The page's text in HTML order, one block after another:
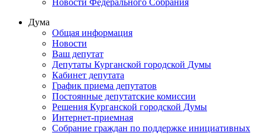
Дума
Общая информация
Новости
Ваш депутат
Депутаты Курганской городской Думы
Кабинет депутата
График приема депутатов
Постоянные депутатские комиссии
Решения Курганской городской Думы
Интернет-приемная
Собрание граждан по поддержке инициативных